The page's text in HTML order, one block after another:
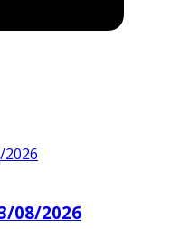
08/2026